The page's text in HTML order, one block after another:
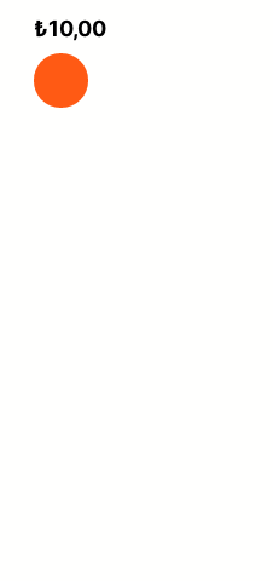
5
üzerinden
0
₺10,00